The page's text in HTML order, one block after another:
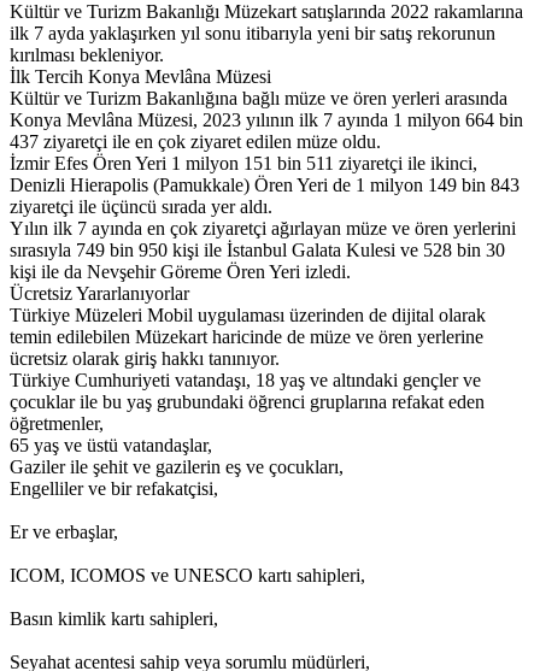
Kültür ve Turizm Bakanlığı Müzekart satışlarında 2022 rakamlarına
ilk 7 ayda yaklaşırken yıl sonu itibarıyla yeni bir satış rekorunun
kırılması bekleniyor.
İlk Tercih Konya Mevlâna Müzesi
Kültür ve Turizm Bakanlığına bağlı müze ve ören yerleri arasında
Konya Mevlâna Müzesi, 2023 yılının ilk 7 ayında 1 milyon 664 bin
437 ziyaretçi ile en çok ziyaret edilen müze oldu.
İzmir Efes Ören Yeri 1 milyon 151 bin 511 ziyaretçi ile ikinci,
Denizli Hierapolis (Pamukkale) Ören Yeri de 1 milyon 149 bin 843
ziyaretçi ile üçüncü sırada yer aldı.
Yılın ilk 7 ayında en çok ziyaretçi ağırlayan müze ve ören yerlerini
sırasıyla 749 bin 950 kişi ile İstanbul Galata Kulesi ve 528 bin 30
kişi ile da Nevşehir Göreme Ören Yeri izledi.
Ücretsiz Yararlanıyorlar
Türkiye Müzeleri Mobil uygulaması üzerinden de dijital olarak
temin edilebilen Müzekart haricinde de müze ve ören yerlerine
ücretsiz olarak giriş hakkı tanınıyor.
Türkiye Cumhuriyeti vatandaşı, 18 yaş ve altındaki gençler ve
çocuklar ile bu yaş grubundaki öğrenci gruplarına refakat eden
öğretmenler,
65 yaş ve üstü vatandaşlar,
Gaziler ile şehit ve gazilerin eş ve çocukları,
Engelliler ve bir refakatçisi,
Er ve erbaşlar,
ICOM, ICOMOS ve UNESCO kartı sahipleri,
Basın kimlik kartı sahipleri,
Seyahat acentesi sahip veya sorumlu müdürleri,